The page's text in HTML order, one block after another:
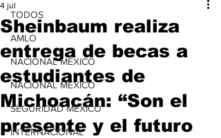
TODOS
AMLO
NACIONAL MÉXICO
NACIONAL MÉXICO
SEGURIDAD MÉXICO
INTERNACIONAL
Sheinbaum realiza
entrega de becas a
estudiantes de
Michoacán: “Son el
presente y el futuro
4 jul